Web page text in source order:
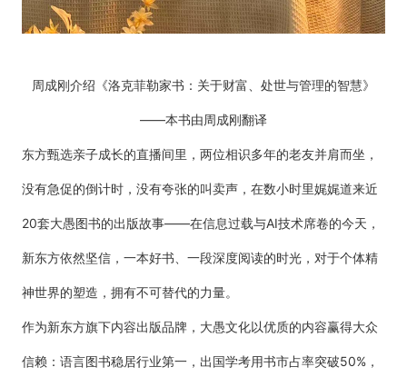
周成刚介绍《洛克菲勒家书：关于财富、处世与管理的智慧》
——本书由周成刚翻译
东方甄选亲子成长的直播间里，两位相识多年的老友并肩而坐，
没有急促的倒计时，没有夸张的叫卖声，在数小时里娓娓道来近
20套大愚图书的出版故事——在信息过载与AI技术席卷的今天，
新东方依然坚信，一本好书、一段深度阅读的时光，对于个体精
神世界的塑造，拥有不可替代的力量。
作为新东方旗下内容出版品牌，大愚文化以优质的内容赢得大众
信赖：语言图书稳居行业第一，出国学考用书市占率突破50%，